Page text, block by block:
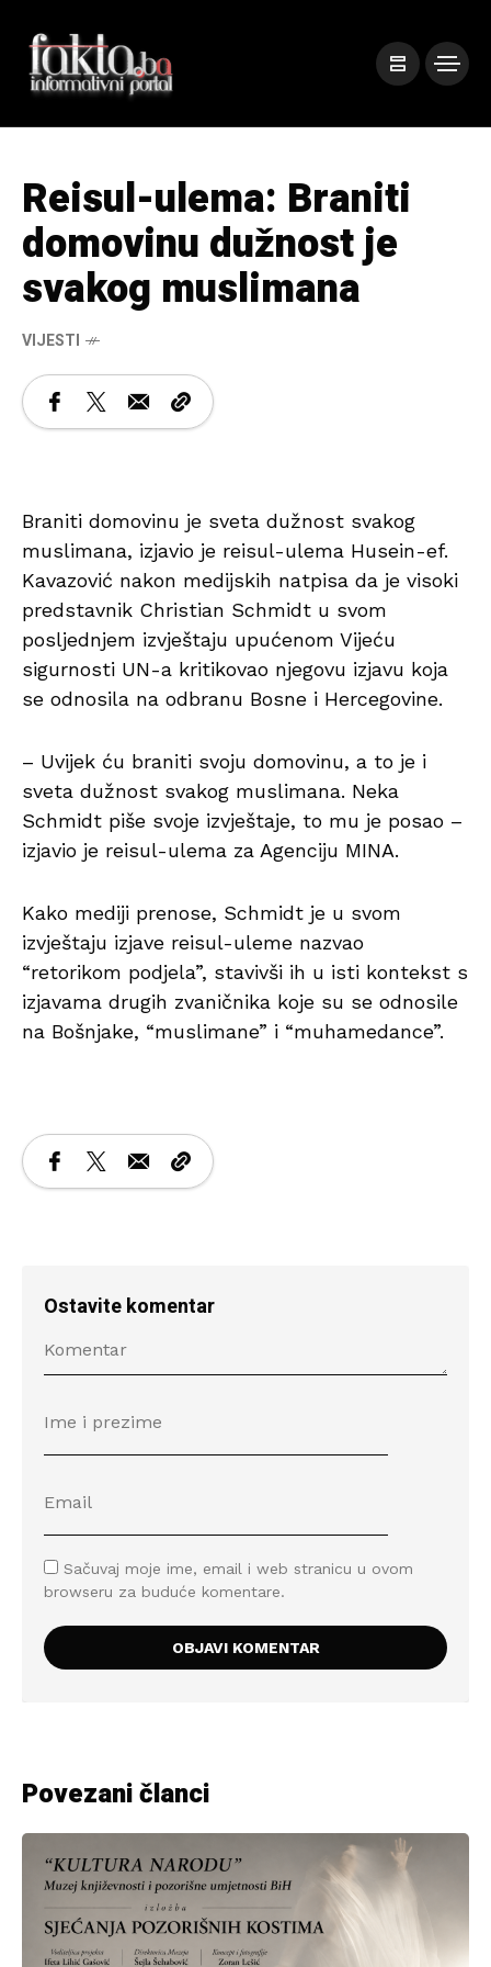
Reisul-ulema: Braniti
domovinu dužnost je
svakog muslimana
VIJESTI
Braniti domovinu je sveta dužnost svakog
muslimana, izjavio je reisul-ulema Husein-ef.
Kavazović nakon medijskih natpisa da je visoki
predstavnik Christian Schmidt u svom
posljednjem izvještaju upućenom Vijeću
sigurnosti UN-a kritikovao njegovu izjavu koja
se odnosila na odbranu Bosne i Hercegovine.
– Uvijek ću braniti svoju domovinu, a to je i
sveta dužnost svakog muslimana. Neka
Schmidt piše svoje izvještaje, to mu je posao –
izjavio je reisul-ulema za Agenciju MINA.
Kako mediji prenose, Schmidt je u svom
izvještaju izjave reisul-uleme nazvao
“retorikom podjela”, stavivši ih u isti kontekst s
izjavama drugih zvaničnika koje su se odnosile
na Bošnjake, “muslimane” i “muhamedance”.
Ostavite komentar
Sačuvaj moje ime, email i web stranicu u ovom
browseru za buduće komentare.
Povezani članci